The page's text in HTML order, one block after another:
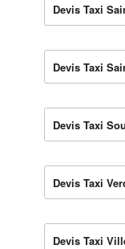
Devis Taxi
Devis Taxi
Devis Taxi
Devis Taxi
Devis Taxi